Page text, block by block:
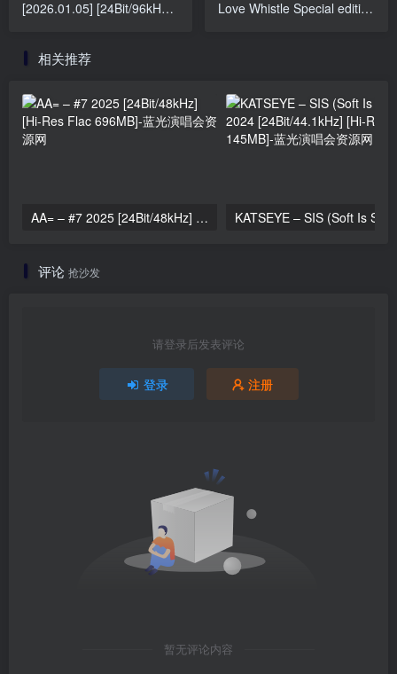
[2026.01.05] [24Bit/96kHz]
Love Whistle Special edition
相关推荐
AA= – #7 2025 [24Bit/48kHz] [Hi-Res Flac 696MB]
评论 抢沙发
请登录后发表评论
登录 注册
暂无评论内容